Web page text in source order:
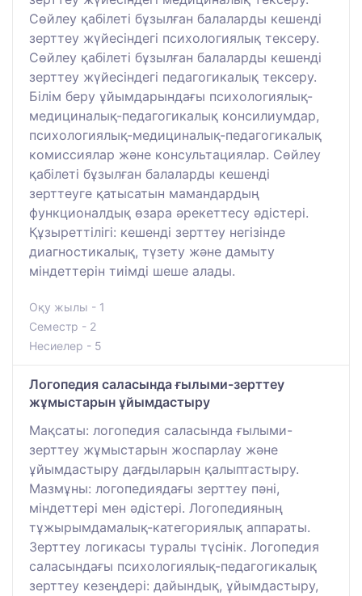
Сөйлеу қабілеті бұзылған балаларды кешенді
зерттеу жүйесіндегі психологиялық тексеру.
Сөйлеу қабілеті бұзылған балаларды кешенді
зерттеу жүйесіндегі педагогикалық тексеру.
Білім беру ұйымдарындағы психологиялық-
медициналық-педагогикалық консилиумдар,
психологиялық-медициналық-педагогикалық
комиссиялар және консультациялар. Сөйлеу
қабілеті бұзылған балаларды кешенді
зерттеуге қатысатын мамандардың
функционалдық өзара әрекеттесу әдістері.
Құзыреттілігі: кешенді зерттеу негізінде
диагностикалық, түзету және дамыту
міндеттерін тиімді шеше алады.
Оқу жылы - 1
Семестр - 2
Несиелер - 5
Логопедия саласында ғылыми-зерттеу
жұмыстарын ұйымдастыру
Мақсаты: логопедия саласында ғылыми-
зерттеу жұмыстарын жоспарлау және
ұйымдастыру дағдыларын қалыптастыру.
Мазмұны: логопедиядағы зерттеу пәні,
міндеттері мен әдістері. Логопедияның
тұжырымдамалық-категориялық аппараты.
Зерттеу логикасы туралы түсінік. Логопедия
саласындағы психологиялық-педагогикалық
зерттеу кезеңдері: дайындық, ұйымдастыру,